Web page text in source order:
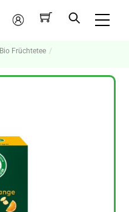
Mein
Konto
Bio Früchtetee